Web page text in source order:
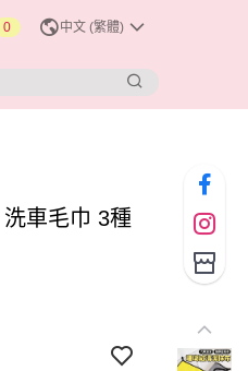
0 中文 (繁體)
車毛巾 3種